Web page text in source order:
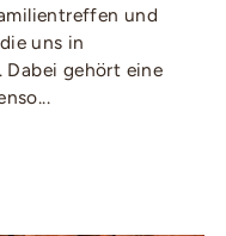
und
uns in
gehört eine